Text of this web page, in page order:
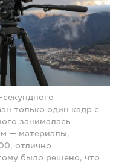
только один кадр с
занималась
— материалы,
отлично
было решено, что